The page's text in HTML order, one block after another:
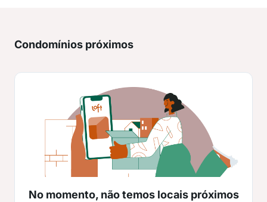
Condomínios próximos
No momento, não temos locais próximos